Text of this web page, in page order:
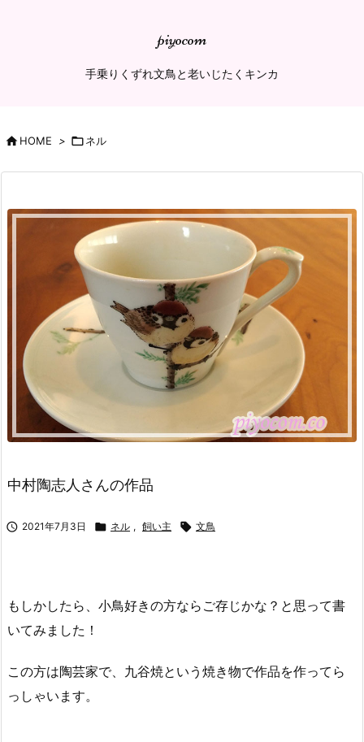
piyocom
手乗りくずれ文鳥と老いじたくキンカ
HOME > ネル
中村陶志人さんの作品
 2021年7月3日  ネル , 飼い主  文鳥
もしかしたら、小鳥好きの方ならご存じかな？と思って書
いてみました！
この方は陶芸家で、九谷焼という焼き物で作品を作ってら
っしゃいます。